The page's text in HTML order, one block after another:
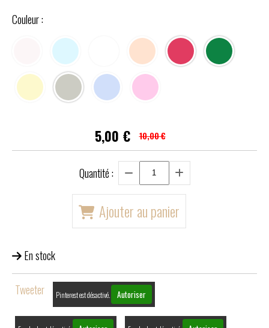
Couleur :
5,00 € 10,00 €
Quantité :
Ajouter au panier
En stock
Tweeter Pinterest est désactivé. Autoriser